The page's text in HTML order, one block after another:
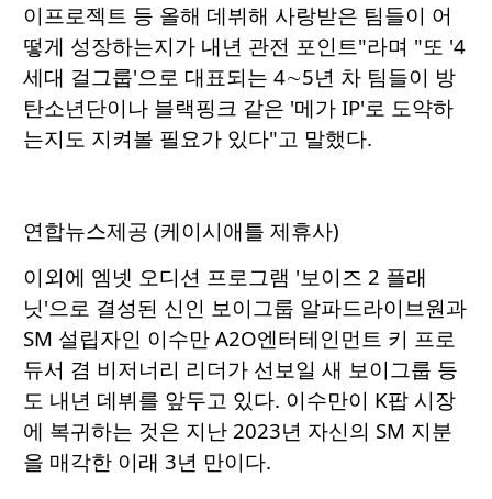
이프로젝트 등 올해 데뷔해 사랑받은 팀들이 어
떻게 성장하는지가 내년 관전 포인트"라며 "또 '4
세대 걸그룹'으로 대표되는 4∼5년 차 팀들이 방
탄소년단이나 블랙핑크 같은 '메가 IP'로 도약하
는지도 지켜볼 필요가 있다"고 말했다.
연합뉴스제공 (케이시애틀 제휴사)
이외에 엠넷 오디션 프로그램 '보이즈 2 플래
닛'으로 결성된 신인 보이그룹 알파드라이브원과
SM 설립자인 이수만 A2O엔터테인먼트 키 프로
듀서 겸 비저너리 리더가 선보일 새 보이그룹 등
도 내년 데뷔를 앞두고 있다. 이수만이 K팝 시장
에 복귀하는 것은 지난 2023년 자신의 SM 지분
을 매각한 이래 3년 만이다.